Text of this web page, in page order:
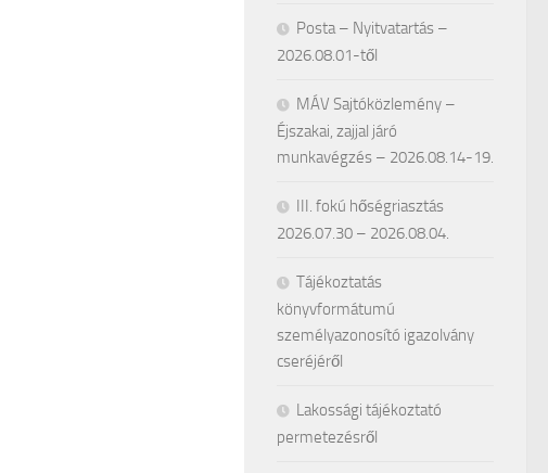
Posta – Nyitvatartás –
2026.08.01-től
MÁV Sajtóközlemény –
Éjszakai, zajjal járó
munkavégzés – 2026.08.14-19.
III. fokú hőségriasztás
2026.07.30 – 2026.08.04.
Tájékoztatás
könyvformátumú
személyazonosító igazolvány
cseréjéről
Lakossági tájékoztató
permetezésről